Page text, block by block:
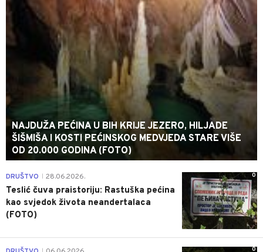
NAJDUŽA PEĆINA U BIH KRIJE JEZERO, HILJADE
ŠIŠMIŠA I KOSTI PEĆINSKOG MEDVJEDA STARE VIŠE
OD 20.000 GODINA (FOTO)
0
DRUŠTVO 28.06.2026.
Teslić čuva praistoriju: Rastuška pećina
kao svjedok života neandertalaca
(FOTO)
0